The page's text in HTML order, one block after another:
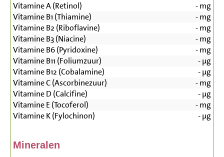
Vitamine A (Retinol) -mg
Vitamine B1 (Thiamine)
-mg
Vitamine B2 (Riboflavine)
-mg
Vitamine B3 (Niacine)
-mg
Vitamine B6 (Pyridoxine)
-mg
Vitamine B11 (Foliumzuur)
-µg
Vitamine B12 (Cobalamine)
-µg
Vitamine C (Ascorbinezuur)
-mg
Vitamine D (Calcifine)
-µg
Vitamine E (Tocoferol)
-mg
Vitamine K (Fylochinon)
-µg
Mineralen